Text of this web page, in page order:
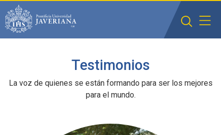
Testimonios
La voz de quienes se están formando para ser los mejores
para el mundo.